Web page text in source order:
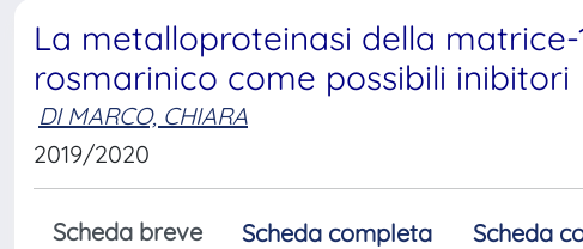
La metalloproteinasi della matrice-
rosmarinico come possibili inibitori
DI MARCO, CHIARA
2019/2020
Scheda breve Scheda completa Scheda